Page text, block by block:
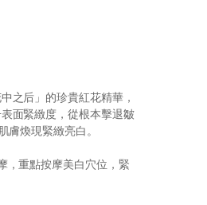
之后」的珍貴紅花精華，
面緊緻度，從根本擊退皺
膚煥現緊緻亮白。
，重點按摩美白穴位，緊